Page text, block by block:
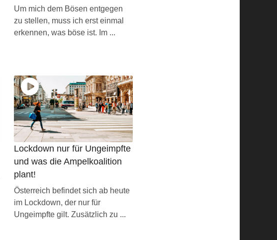
Um mich dem Bösen entgegen
zu stellen, muss ich erst einmal
erkennen, was böse ist. Im ...
Lockdown nur für Ungeimpfte
und was die Ampelkoalition
plant!
Österreich befindet sich ab heute
im Lockdown, der nur für
Ungeimpfte gilt. Zusätzlich zu ...